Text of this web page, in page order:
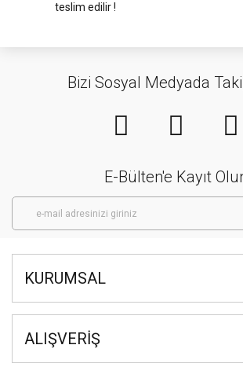
teslim edilir !
Bizi Sosyal Medyada
E-Bülten'e Kayıt
KURUMSAL
ALIŞVERİŞ